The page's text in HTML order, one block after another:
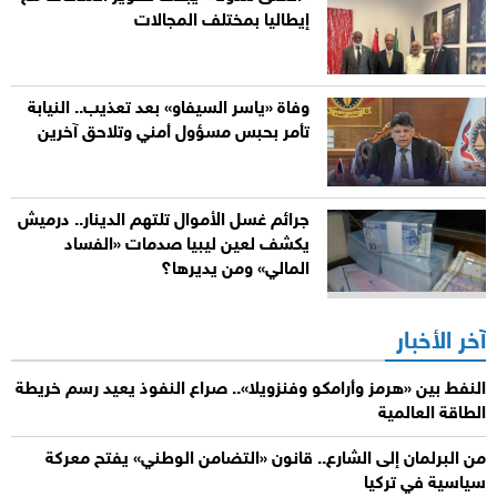
إيطاليا بمختلف المجالات
وفاة «ياسر السيفاو» بعد تعذيب.. النيابة
تأمر بحبس مسؤول أمني وتلاحق آخرين
جرائم غسل الأموال تلتهم الدينار.. درميش
يكشف لعين ليبيا صدمات «الفساد
المالي» ومن يديرها؟
آخر الأخبار
النفط بين «هرمز وأرامكو وفنزويلا».. صراع النفوذ يعيد رسم خريطة
الطاقة العالمية
من البرلمان إلى الشارع.. قانون «التضامن الوطني» يفتح معركة
سياسية في تركيا